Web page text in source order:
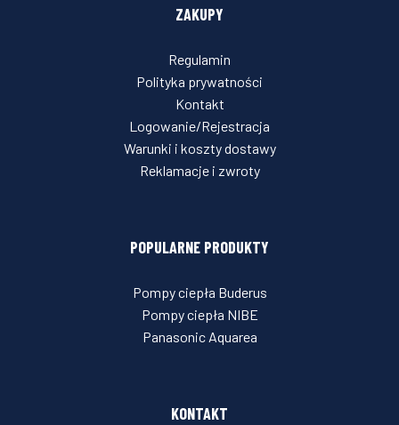
ZAKUPY
Regulamin
Polityka prywatności
Kontakt
Logowanie/Rejestracja
Warunki i koszty dostawy
Reklamacje i zwroty
POPULARNE PRODUKTY
Pompy ciepła Buderus
Pompy ciepła NIBE
Panasonic Aquarea
KONTAKT